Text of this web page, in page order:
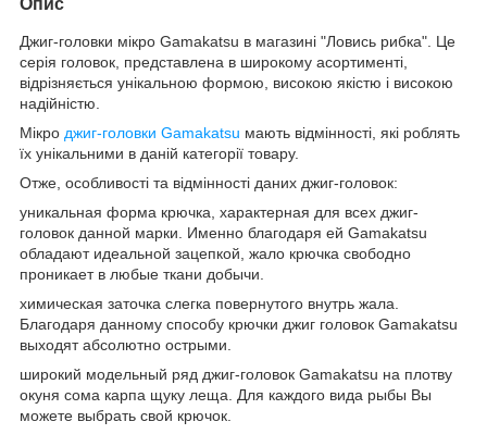
Джиг-головки мікро Gamakatsu в магазині "Ловись рибка". Це
серія головок, представлена в широкому асортименті,
відрізняється унікальною формою, високою якістю і високою
надійністю.
Мікро джиг-головки Gamakatsu мають відмінності, які роблять
їх унікальними в даній категорії товару.
Отже, особливості та відмінності даних джиг-головок:
уникальная форма крючка, характерная для всех джиг-
головок данной марки. Именно благодаря ей Gamakatsu
обладают идеальной зацепкой, жало крючка свободно
проникает в любые ткани добычи.
химическая заточка слегка повернутого внутрь жала.
Благодаря данному способу крючки джиг головок Gamakatsu
выходят абсолютно острыми.
широкий модельный ряд джиг-головок Gamakatsu на плотву
окуня сома карпа щуку леща. Для каждого вида рыбы Вы
можете выбрать свой крючок.